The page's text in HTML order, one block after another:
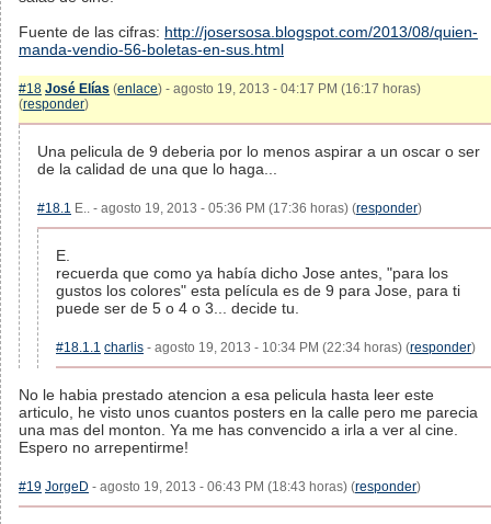
Fuente de las cifras: http://josersosa.blogspot.com/2013/08/quien-
manda-vendio-56-boletas-en-sus.html
#18 José Elías (enlace) - agosto 19, 2013 - 04:17 PM (16:17 horas)
(responder)
Una pelicula de 9 deberia por lo menos aspirar a un oscar o ser
de la calidad de una que lo haga...
#18.1 E.. - agosto 19, 2013 - 05:36 PM (17:36 horas) (responder)
E.
recuerda que como ya había dicho Jose antes, "para los
gustos los colores" esta película es de 9 para Jose, para ti
puede ser de 5 o 4 o 3... decide tu.
#18.1.1 charlis - agosto 19, 2013 - 10:34 PM (22:34 horas) (responder)
No le habia prestado atencion a esa pelicula hasta leer este
articulo, he visto unos cuantos posters en la calle pero me parecia
una mas del monton. Ya me has convencido a irla a ver al cine.
Espero no arrepentirme!
#19 JorgeD - agosto 19, 2013 - 06:43 PM (18:43 horas) (responder)